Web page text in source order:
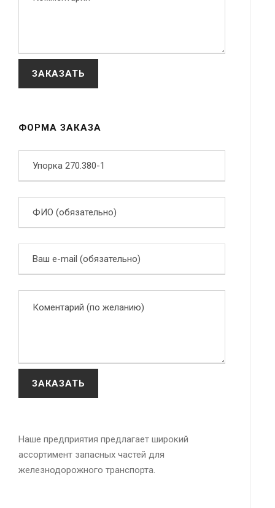
ФОРМА ЗАКАЗА
Наше предприятия предлагает широкий
ассортимент запасных частей для
железнодорожного транспорта.